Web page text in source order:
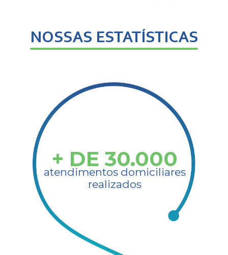
NOSSAS ESTATÍSTICAS​
+ DE 30.000
atendimentos domiciliares
realizados